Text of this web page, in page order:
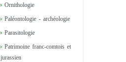
Ornithologie
Paléontologie - archéologie
Parasitologie
Patrimoine franc-comtois et
jurassien